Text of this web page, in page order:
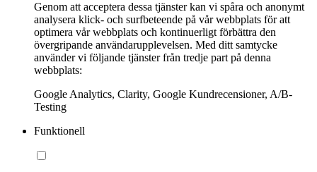
Genom att acceptera dessa tjänster kan vi spåra och anonymt
analysera klick- och surfbeteende på vår webbplats för att
optimera vår webbplats och kontinuerligt förbättra den
övergripande användarupplevelsen. Med ditt samtycke
använder vi följande tjänster från tredje part på denna
webbplats:
Google Analytics, Clarity, Google Kundrecensioner, A/B-
Testing
Funktionell